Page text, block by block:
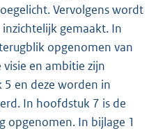
Vervolgens wordt
gemaakt. In
opgenomen van
en ambitie zijn
en deze worden in
In hoofdstuk 7 is de
opgenomen. In bijlage 1